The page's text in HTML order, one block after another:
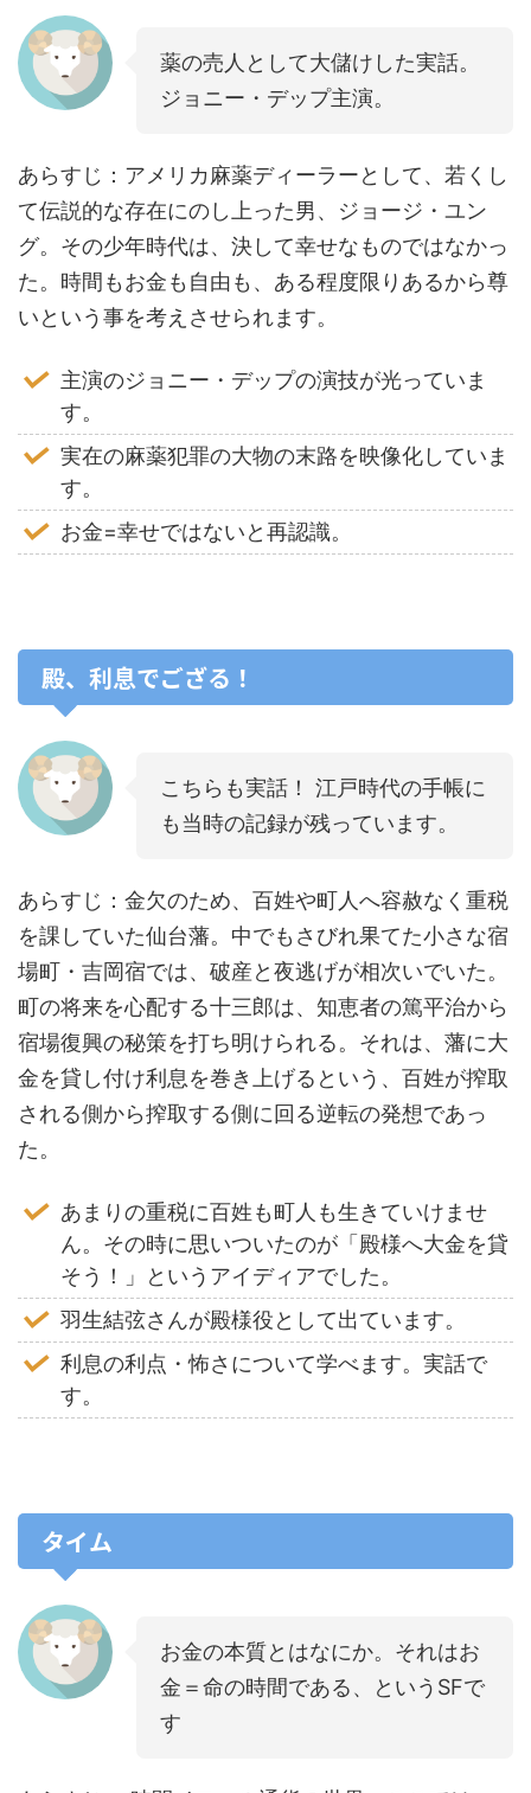
薬の売人として大儲けした実話。
ジョニー・デップ主演。
あらすじ：アメリカ麻薬ディーラーとして、若くし
て伝説的な存在にのし上った男、ジョージ・ユン
グ。その少年時代は、決して幸せなものではなかっ
た。時間もお金も自由も、ある程度限りあるから尊
いという事を考えさせられます。
主演のジョニー・デップの演技が光っていま
す。
実在の麻薬犯罪の大物の末路を映像化していま
す。
お金=幸せではないと再認識。
殿、利息でござる！
こちらも実話！ 江戸時代の手帳に
も当時の記録が残っています。
あらすじ：金欠のため、百姓や町人へ容赦なく重税
を課していた仙台藩。中でもさびれ果てた小さな宿
場町・吉岡宿では、破産と夜逃げが相次いでいた。
町の将来を心配する十三郎は、知恵者の篤平治から
宿場復興の秘策を打ち明けられる。それは、藩に大
金を貸し付け利息を巻き上げるという、百姓が搾取
される側から搾取する側に回る逆転の発想であっ
た。
あまりの重税に百姓も町人も生きていけませ
ん。その時に思いついたのが「殿様へ大金を貸
そう！」というアイディアでした。
羽生結弦さんが殿様役として出ています。
利息の利点・怖さについて学べます。実話で
す。
タイム
お金の本質とはなにか。それはお
金＝命の時間である、というSFで
す